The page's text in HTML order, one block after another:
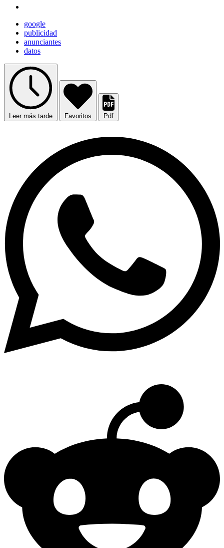
google
publicidad
anunciantes
datos
Leer más tarde Favoritos Pdf